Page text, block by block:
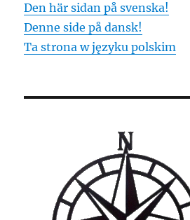
Den här sidan på svenska!
Denne side på dansk!
Ta strona w języku polskim